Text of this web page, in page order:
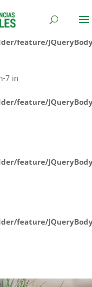
in
feature/
7 in
feature/
feature/
feature/